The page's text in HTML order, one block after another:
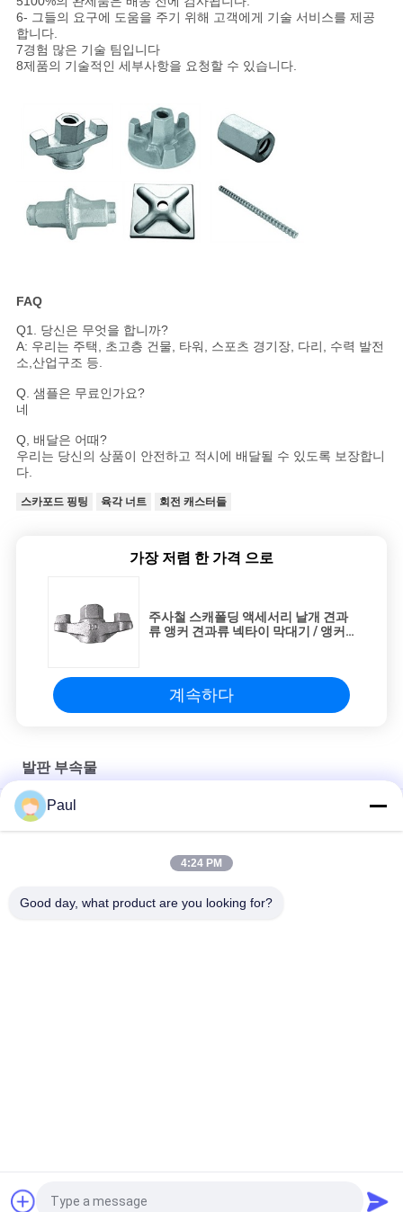
6- 그들의 요구에 도움을 주기 위해 고객에게 기술 서비스를 제공
합니다.
7경험 많은 기술 팀입니다
8제품의 기술적인 세부사항을 요청할 수 있습니다.
FAQ
Q1. 당신은 무엇을 합니까?
A: 우리는 주택, 초고층 건물, 타워, 스포츠 경기장, 다리, 수력 발전
소,산업구조 등.
Q. 샘플은 무료인가요?
네
Q, 배달은 어때?
우리는 당신의 상품이 안전하고 적시에 배달될 수 있도록 보장합니
다.
스카포드 핑팅 육각 너트 회전 캐스터들
가장 저렴 한 가격 으로
주사철 스캐폴딩 액세서리 날개 견과
류 앵커 견과류 넥타이 막대기 / 앵커
계속하다
발판 부속물
거푸집 타이 로드 시스템 부속품 타이 로드 윙 너트
Paul
4:24 PM
Good day, what product are you looking for?